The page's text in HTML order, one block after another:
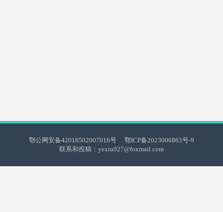
鄂公网安备42018502007016号
鄂ICP备2023006863号-9
联系和投稿：yexiu027@foxmail.com